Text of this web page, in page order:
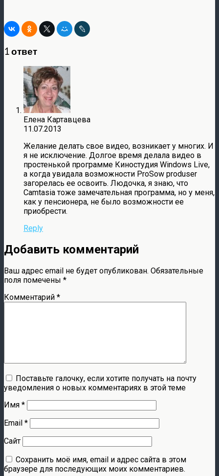
1 ответ
Елена Картавцева
11.07.2013
Желание делать свое видео, возникает у многих. И
я не исключение. Долгое время делала видео в
простенькой программе Киностудия Windows Live,
а когда увидала возможности ProSow produser
загорелась ее освоить. Людочка, я знаю, что
Camtasia тоже замечательная программа, но у меня,
как у пенсионера, не было возможности ее
приобрести.
Reply
Добавить комментарий
Ваш адрес email не будет опубликован. Обязательные
поля помечены *
Комментарий *
Поставьте галочку, если хотите получать на почту
уведомления о новых комментариях в этой теме
Имя *
Email *
Сайт
Сохранить моё имя, email и адрес сайта в этом
браузере для последующих моих комментариев.